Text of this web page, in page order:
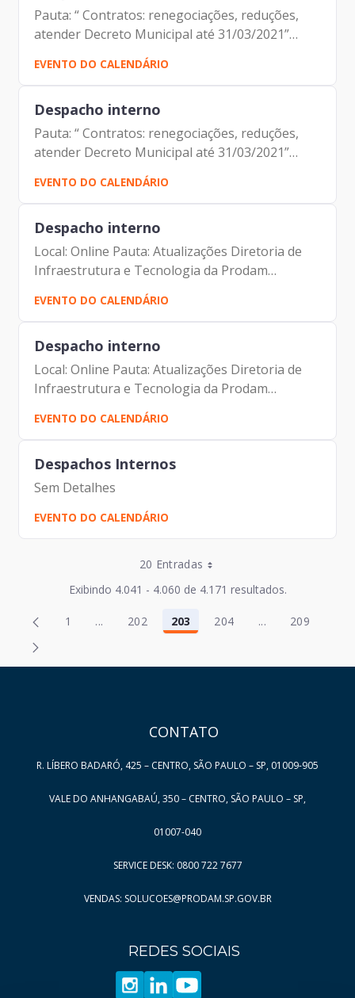
Pauta: “ Contratos: renegociações, reduções,
atender Decreto Municipal até 31/03/2021”
Local: Online Participantes: Alexandre Amorim
Iácara Faria Jorge Pereira Leite Fernando
Josenias Vieira do...
EVENTO DO CALENDÁRIO
Despacho interno
Pauta: “ Contratos: renegociações, reduções,
atender Decreto Municipal até 31/03/2021”
Local: Online Participantes: Alexandre Amorim
Iácara Faria Jorge Pereira Leite Fernando
Josenias Vieira do...
EVENTO DO CALENDÁRIO
Despacho interno
Local: Online Pauta: Atualizações Diretoria de
Infraestrutura e Tecnologia da Prodam
Participantes: Alexandre Amorim Alexandre
Gedanken Iácara Faria
EVENTO DO CALENDÁRIO
Despacho interno
Local: Online Pauta: Atualizações Diretoria de
Infraestrutura e Tecnologia da Prodam
Participantes: Alexandre Amorim Alexandre
Gedanken Iácara Faria
EVENTO DO CALENDÁRIO
Despachos Internos
Sem Detalhes
EVENTO DO CALENDÁRIO
20 Entradas
Entradas por Página
Entradas por Página
Entradas por Página
Entradas por Página
Exibindo 4.041 - 4.060 de 4.171 resultados.
Página
1 ...Páginas intermediárias Usar ABA para
Página
Página
Página
Página
Página
Página
202 Página
203 Página
204 ...Páginas
Página
205
Página
Página
209
CONTATO
R. LÍBERO BADARÓ, 425 – CENTRO, SÃO PAULO – SP, 01009-905
VALE DO ANHANGABAÚ, 350 – CENTRO, SÃO PAULO – SP,
01007-040
SERVICE DESK: 0800 722 7677
VENDAS: SOLUCOES@PRODAM.SP.GOV.BR
REDES SOCIAIS